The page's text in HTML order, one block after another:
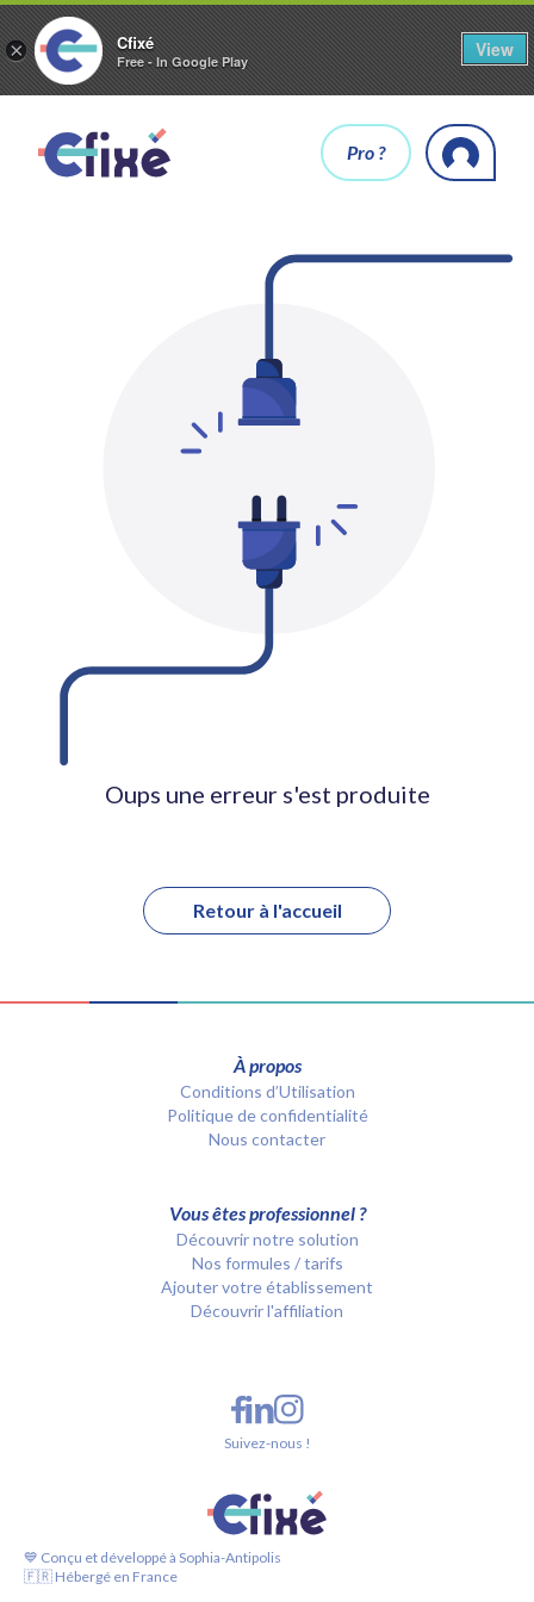
× Cfixé
Free - In Google Play
View
Pro ?
Oups une erreur s'est produite
Retour à l'accueil
À propos
Conditions d’Utilisation
Politique de confidentialité
Nous contacter
Vous êtes professionnel ?
Découvrir notre solution
Nos formules / tarifs
Ajouter votre établissement
Découvrir l'affiliation
💙 Conçu et développé à Sophia-Antipolis
🇫🇷 Hébergé en France
Suivez-nous !